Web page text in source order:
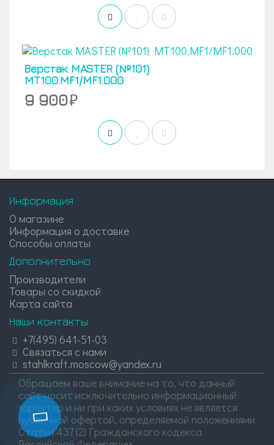
Верстак MASTER (№101)
MT100.MF1/MF1.000
9 900
Информация
О магазине
Информация о доставке
Способы оплаты
Дополнительно
Производители
Товары со скидкой
Карта сайта
Наши контакты
+7(495) 641-51-03
Связаться с нами
stahlkraft.moscow@yandex.ru
Обращаем ваше внимание на то, что данный
сайт носит исключительно информационный
характер и ни при каких условиях не является
публичной офертой, определяемой положениями
Статьи 437 (2) Гражданского кодекса